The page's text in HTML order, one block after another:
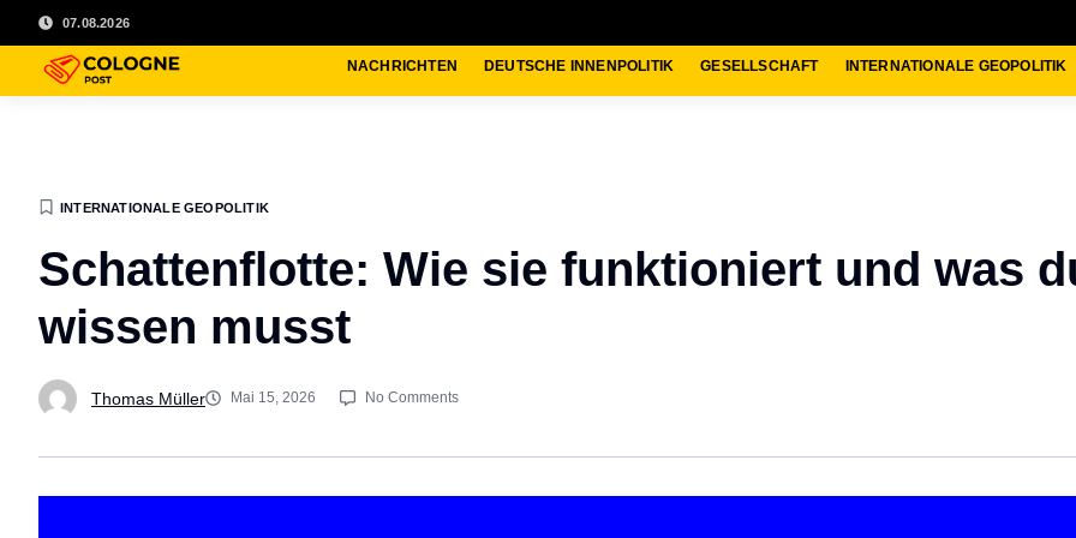
07.08.2026
NACHRICHTEN DEUTSCHE INNENPOLITIK GESELLSCHAFT INTERNATIONALE GEOPOLITIK
INTERNATIONALE GEOPOLITIK
Schattenflotte: Wie sie funktioniert und was
wissen musst
Thomas Müller Mai 15, 2026 No Comments